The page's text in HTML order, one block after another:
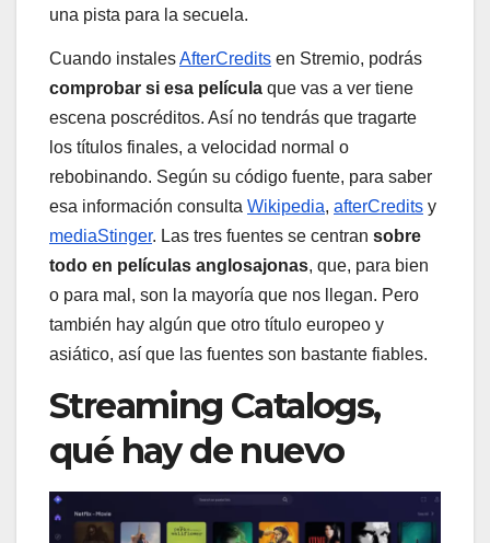
una pista para la secuela.
Cuando instalesAfterCredits en Stremio, podrás
comprobar si esa película que vas a ver tiene
escena poscréditos. Así no tendrás que tragarte
los títulos finales, a velocidad normal o
rebobinando. Según su código fuente, para saber
esa información consulta Wikipedia, afterCredits y
mediaStinger. Las tres fuentes se centran sobre
todo en películas anglosajonas, que, para bien
o para mal, son la mayoría que nos llegan. Pero
también hay algún que otro título europeo y
asiático, así que las fuentes son bastante fiables.
Streaming Catalogs,
qué hay de nuevo